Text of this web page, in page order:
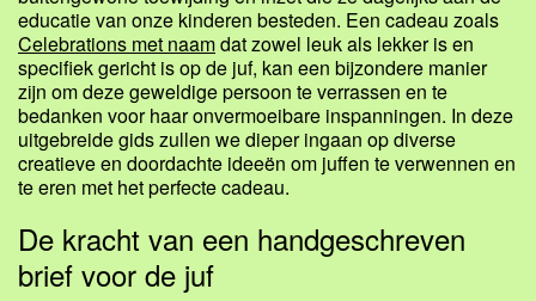
educatie van onze kinderen besteden. Een cadeau zoals
Celebrations met naamdat zowel leuk als lekker is en
specifiek gericht is op de juf, kan een bijzondere manier
zijn om deze geweldige persoon te verrassen en te
bedanken voor haar onvermoeibare inspanningen. In deze
uitgebreide gids zullen we dieper ingaan op diverse
creatieve en doordachte ideeën om juffen te verwennen en
te eren met het perfecte cadeau.
De kracht van een handgeschreven
brief voor de juf